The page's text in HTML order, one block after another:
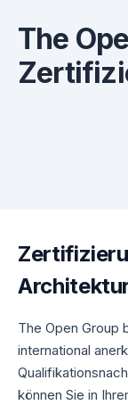
The
The Open Group
international
können Sie in